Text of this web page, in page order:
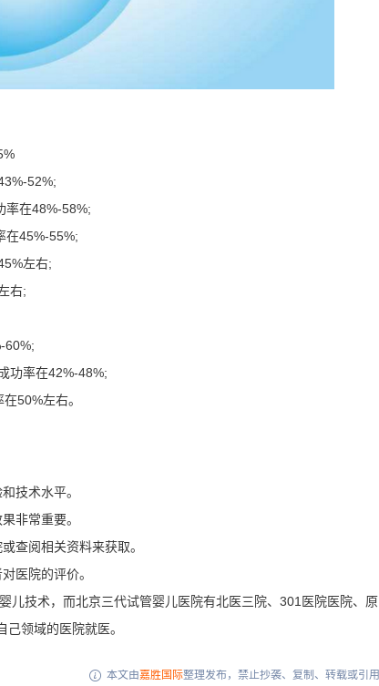
52%;
率在48%-58%;
在45%-55%;
左右;
右;
60%;
功率在42%-48%;
50%左右。
技术水平。
非常重要。
查阅相关资料来获取。
医院的评价。
儿技术，而北京三代试管婴儿医院有北医三院、301医院医院、原
领域的医院就医。
 本文由嘉胜国际整理发布，禁止抄袭、复制、转载或引用